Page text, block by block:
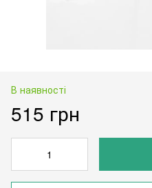
В наявності
515 грн